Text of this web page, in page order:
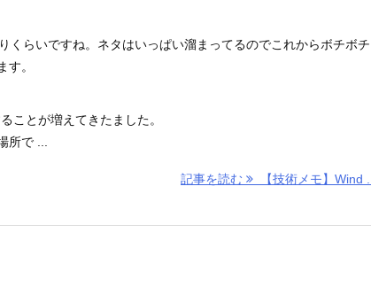
くらいですね。ネタはいっぱい溜まってるのでこれからボチボチ
す。
ことが増えてきたました。
所で ...
記事を読む 【技術メモ】Wind ...